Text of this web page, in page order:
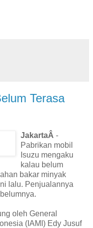
Terasa
JakartaÂ -
Pabrikan mobil
Isuzu mengaku
kalau belum
bakar minyak
lalu. Penjualannya
oleh General
(IAMI) Edy Jusuf